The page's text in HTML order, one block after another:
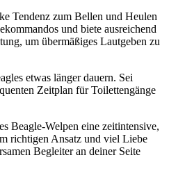
Tendenz zum Bellen und Heulen
und biete ausreichend
um übermäßiges Lautgeben zu
etwas länger dauern. Sei
Zeitplan für Toilettengänge
Beagle-Welpen eine zeitintensive,
richtigen Ansatz und viel Liebe
Begleiter an deiner Seite